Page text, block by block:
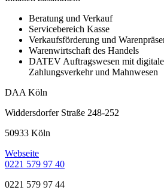
Beratung und Verkauf
Servicebereich Kasse
Verkaufsförderung und
Warenwirtschaft des Handels
DATEV Auftragswesen mit
Zahlungsverkehr und Mahnwesen
DAA Köln
Widdersdorfer Straße 248-252
50933 Köln
Webseite
0221 579 97 40
0221 579 97 44